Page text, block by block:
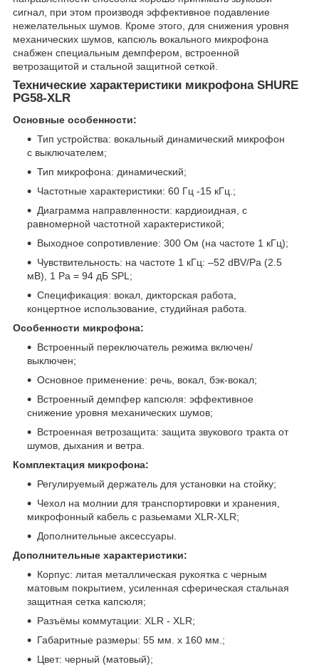
сигнал, при этом производя эффективное подавление
нежелательных шумов. Кроме этого, для снижения уровня
механических шумов, капсюль вокального микрофона
снабжен специальным демпфером, встроенной
ветрозащитой и стальной защитной сеткой.
Технические характеристики микрофона SHURE
PG58-XLR
Основные особенности:
Тип устройства: вокальный динамический микрофон
с выключателем;
Тип микрофона: динамический;
Частотные характеристики: 60 Гц -15 кГц.;
Диаграмма направленности: кардиоидная, с
равномерной частотной характеристикой;
Выходное сопротивление: 300 Ом (на частоте 1 кГц);
Чувствительность: на частоте 1 кГц: –52 dBV/Pa (2.5
мВ), 1 Pa = 94 дБ SPL;
Спецификация: вокал, дикторская работа,
концертное использование, студийная работа.
Особенности микрофона:
Встроенный переключатель режима включен/
выключен;
Основное применение: речь, вокал, бэк-вокал;
Встроенный демпфер капсюля: эффективное
снижение уровня механических шумов;
Встроенная ветрозащита: защита звукового тракта от
шумов, дыхания и ветра.
Комплектация микрофона:
Регулируемый держатель для установки на стойку;
Чехол на молнии для транспортировки и хранения,
микрофонный кабель с разьемами XLR-XLR;
Дополнительные аксессуары.
Дополнительные характеристики:
Корпус: литая металлическая рукоятка с черным
матовым покрытием, усиленная сферическая стальная
защитная сетка капсюля;
Разъёмы коммутации: XLR - XLR;
Габаритные размеры: 55 мм. х 160 мм.;
Цвет: черный (матовый);